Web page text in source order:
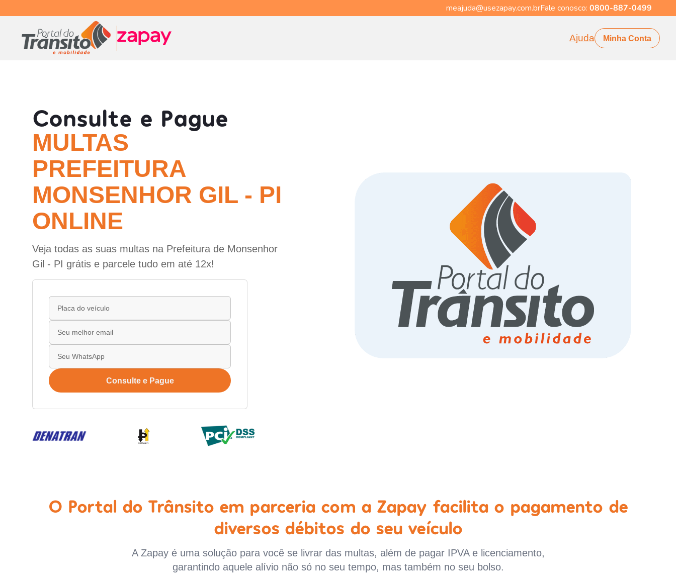
meajuda@usezapay.com.brFale conosco: 0800-887-0499
Ajuda Minha Conta
Consulte e Pague
MULTAS
PREFEITURA
MONSENHOR GIL - PI
ONLINE
Veja todas as suas multas na Prefeitura de Monsenhor
Gil - PI grátis e parcele tudo em até 12x!
Consulte e Pague
O Portal do Trânsito em parceria com a Zapay facilita o pagamento de
diversos débitos do seu veículo
A Zapay é uma solução para você se livrar das multas, além de pagar IPVA e licenciamento,
garantindo aquele alívio não só no seu tempo, mas também no seu bolso.